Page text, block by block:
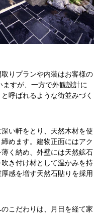
りプランや内装はお客様の
ますが、一方で外観設計に
呼ばれるような街並みづく
い軒をとり、天然木材を使
めます。建物正面にはアク
く納め、外壁には天然鉱石
き付け材として温かみを持
感を増す天然石貼りを採用
こだわりは、月日を経て家